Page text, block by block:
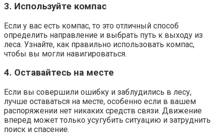
3. Используйте компас
Если у вас есть компас, то это отличный способ
определить направление и выбрать путь к выходу из
леса. Узнайте, как правильно использовать компас,
чтобы вы могли навигироваться.
4. Оставайтесь на месте
Если вы совершили ошибку и заблудились в лесу,
лучше оставаться на месте, особенно если в вашем
распоряжении нет никаких средств связи. Движение
вперед может только усугубить ситуацию и затруднить
поиск и спасение.